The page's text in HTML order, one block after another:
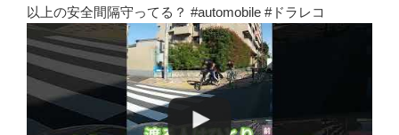
以上の安全間隔守ってる？ #automobile #ドラレコ